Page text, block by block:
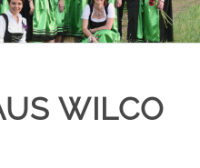
WILCO